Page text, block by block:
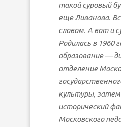
такой суровый
еще Ливанова.
словом. А вот и
Родилась в 1960
образование —
отделение
культуры, затем
исторический
Московского